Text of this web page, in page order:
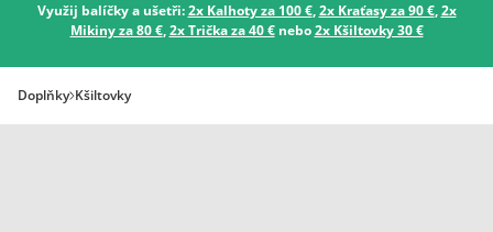
Využij balíčky a ušetři:2x Kalhoty za 100 €,2x Kraťasy za 90 €,2x
Mikiny za 80 €,2x Trička za 40 €nebo2x Kšiltovky 30 €
Doplňky Kšiltovky